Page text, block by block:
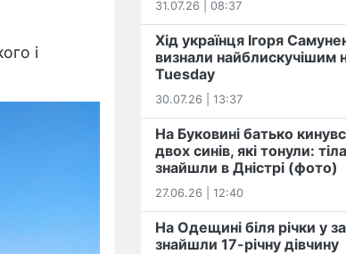
і
31.07.26 | 08:37
Хід українця Ігоря
визнали найблискучішим
Tuesday
30.07.26 | 13:37
На Буковині батько
двох синів, які тонули:
знайшли в Дністрі (фото)
27.06.26 | 12:40
На Одещині біля річки у
знайшли 17-річну дівчину